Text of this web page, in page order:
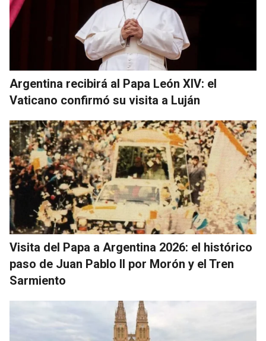
Argentina recibirá al Papa León XIV: el
Vaticano confirmó su visita a Luján
Visita del Papa a Argentina 2026: el histórico
paso de Juan Pablo II por Morón y el Tren
Sarmiento